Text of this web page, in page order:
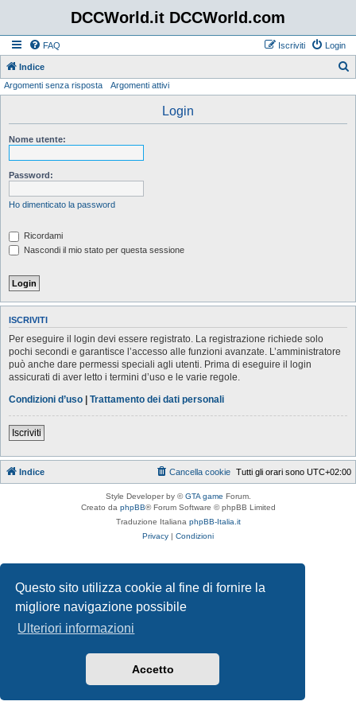
Questo sito utilizza cookie al fine di fornire la
migliore navigazione possibile
Ulteriori informazioni
Accetto
DCCWorld.it DCCWorld.com
FAQ Login
Iscriviti
Indice
Argomenti senza risposta Argomenti attivi
Login
Nome utente:
Password:
Ho dimenticato la password
Ricordami
Nascondi il mio stato per questa sessione
ISCRIVITI
Per eseguire il login devi essere registrato. La registrazione richiede solo
pochi secondi e garantisce l’accesso alle funzioni avanzate. L’amministratore
può anche dare permessi speciali agli utenti. Prima di eseguire il login
assicurati di aver letto i termini d’uso e le varie regole.
Condizioni d’uso | Trattamento dei dati personali
Iscriviti
Indice Tutti gli orari sono UTC+02:00
Cancella cookie
Style Developer by ©GTA game Forum.
Creato da phpBB® Forum Software © phpBB Limited
Traduzione Italiana phpBB-Italia.it
Privacy | Condizioni